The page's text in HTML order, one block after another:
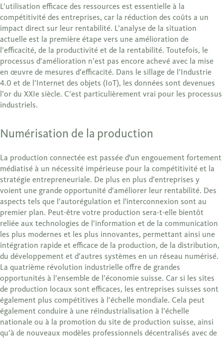
L’utilisation efficace des ressources est essentielle à la
compétitivité des entreprises, car la réduction des coûts a un
impact direct sur leur rentabilité. L’analyse de la situation
actuelle est la première étape vers une amélioration de
l’efficacité, de la productivité et de la rentabilité. Toutefois, le
processus d’amélioration n’est pas encore achevé avec la mise
en œuvre de mesures d’efficacité. Dans le sillage de l’Industrie
4.0 et de l’Internet des objets (IoT), les données sont devenues
l’or du XXIe siècle. C’est particulièrement vrai pour les processus
industriels.
Numérisation de la production
La production connectée est passée d'un engouement fortement
médiatisé à un nécessité impérieuse pour la compétitivité et la
stratégie entrepreneuriale. De plus en plus d’entreprises y
voient une grande opportunité d’améliorer leur rentabilité. Des
aspects tels que l’autorégulation et l'interconnexion sont au
premier plan. Peut-être votre production sera-t-elle bientôt
reliée aux technologies de l’information et de la communication
les plus modernes et les plus innovantes, permettant ainsi une
intégration rapide et efficace de la production, de la distribution,
du développement et d’autres systèmes en un réseau numérisé.
La quatrième révolution industrielle offre de grandes
opportunités à l’ensemble de l’économie suisse. Car si les sites
de production locaux sont efficaces, les entreprises suisses sont
également plus compétitives à l’échelle mondiale. Cela peut
également conduire à une réindustrialisation à l’échelle
nationale ou à la promotion du site de production suisse, ainsi
qu’à de nouveaux modèles professionnels décentralisés avec de